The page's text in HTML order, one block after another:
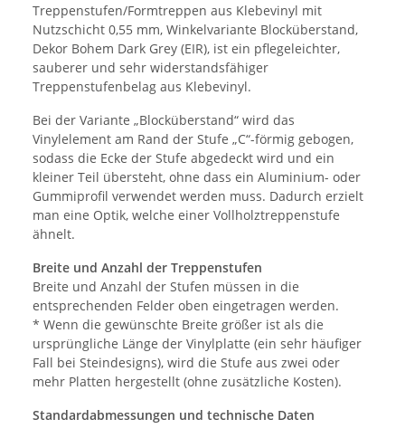
Treppenstufen/Formtreppen aus Klebevinyl mit
Nutzschicht 0,55 mm, Winkelvariante Blocküberstand,
Dekor Bohem Dark Grey (EIR), ist ein pflegeleichter,
sauberer und sehr widerstandsfähiger
Treppenstufenbelag aus Klebevinyl.
Bei der Variante „Blocküberstand“ wird das
Vinylelement am Rand der Stufe „C“-förmig gebogen,
sodass die Ecke der Stufe abgedeckt wird und ein
kleiner Teil übersteht, ohne dass ein Aluminium- oder
Gummiprofil verwendet werden muss. Dadurch erzielt
man eine Optik, welche einer Vollholztreppenstufe
ähnelt.
Breite und Anzahl der Treppenstufen
Breite und Anzahl der Stufen müssen in die
entsprechenden Felder oben eingetragen werden.
* Wenn die gewünschte Breite größer ist als die
ursprüngliche Länge der Vinylplatte (ein sehr häufiger
Fall bei Steindesigns), wird die Stufe aus zwei oder
mehr Platten hergestellt (ohne zusätzliche Kosten).
Standardabmessungen und technische Daten